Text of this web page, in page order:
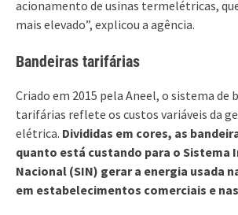
acionamento de usinas termelétricas,
mais elevado”, explicou a agência.
Bandeiras tarifárias
Criado em 2015 pela Aneel, o sistema de
tarifárias reflete os custos variáveis da
elétrica. Divididas em cores, as
quanto está custando para o Sistema
Nacional (SIN) gerar a energia usada
em estabelecimentos comerciais e